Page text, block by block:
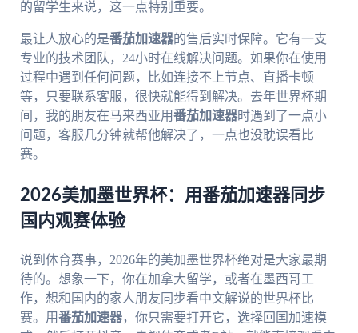
的留学生来说，这一点特别重要。
最让人放心的是番茄加速器的售后实时保障。它有一支
专业的技术团队，24小时在线解决问题。如果你在使用
过程中遇到任何问题，比如连接不上节点、直播卡顿
等，只要联系客服，很快就能得到解决。去年世界杯期
间，我的朋友在马来西亚用番茄加速器时遇到了一点小
问题，客服几分钟就帮他解决了，一点也没耽误看比
赛。
2026美加墨世界杯：用番茄加速器同步
国内观赛体验
说到体育赛事，2026年的美加墨世界杯绝对是大家最期
待的。想象一下，你在加拿大留学，或者在墨西哥工
作，想和国内的家人朋友同步看中文解说的世界杯比
赛。用番茄加速器，你只需要打开它，选择回国加速模